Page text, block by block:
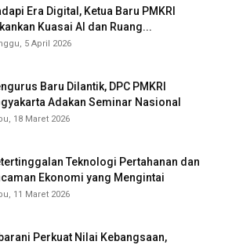
Era Digital, Ketua Baru PMKRI
Kuasai AI dan Ruang...
5 April 2026
Baru Dilantik, DPC PMKRI
Adakan Seminar Nasional
18 Maret 2026
Teknologi Pertahanan dan
Ekonomi yang Mengintai
11 Maret 2026
Perkuat Nilai Kebangsaan,